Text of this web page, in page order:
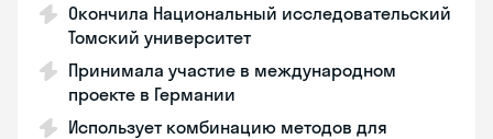
Окончила Национальный исследовательский
Томский университет
Принимала участие в международном
проекте в Германии
Использует комбинацию методов для